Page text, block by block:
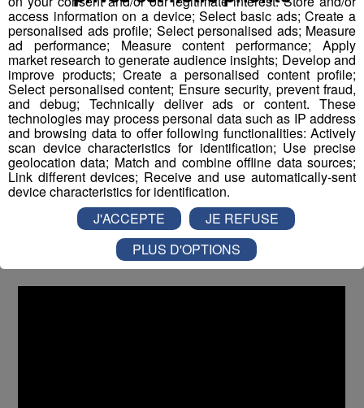
Cet événement vise à sensibiliser les acteurs locaux aux
enjeux du développement durable en montagne. Il offre
aux particuliers et professionnels ayant des projets de
construction ou de rénovation l'opportunité de découvrir
des solutions d'éco-habitat à travers des expositions,
démonstrations et animations. ​
Ce salon est également l'occasion pour les étudiants de
développer des compétences en gestion de projet,
communication et relation client, tout en contribuant
activement à la promotion de pratiques durables dans
access information on a device; Select basic ads; Create a
personalised ads profile; Select personalised ads; Measure
ad performance; Measure content performance; Apply
market research to generate audience insights; Develop and
improve products; Create a personalised content profile;
Select personalised content; Ensure security, prevent fraud,
and debug; Technically deliver ads or content. These
technologies may process personal data such as IP address
and browsing data to offer following functionalities: Actively
scan device characteristics for identification; Use precise
geolocation data; Match and combine offline data sources;
Link different devices; Receive and use automatically-sent
device characteristics for identification.
J'ACCEPTE
JE REFUSE
PLUS D'OPTIONS